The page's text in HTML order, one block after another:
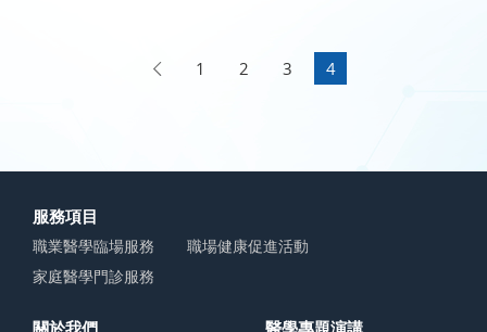
1 2 3 4
服務項目
職業醫學臨場服務
職場健康促進活動
家庭醫學門診服務